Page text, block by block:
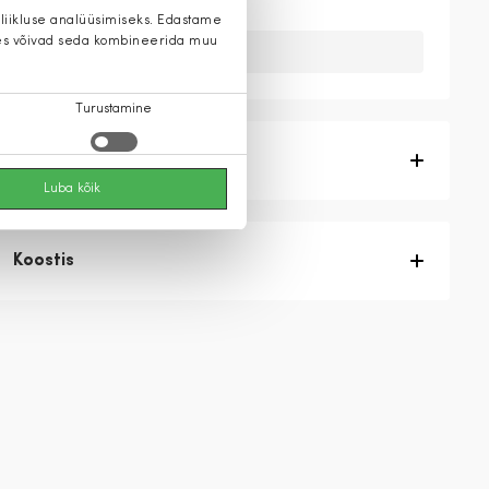
analüüsimiseks. Edastame
võivad seda kombineerida muu
Turustamine
Luba kõik
Tootekirjeldus
Koostis